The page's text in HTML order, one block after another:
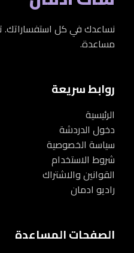
نساعدك في كل استفساراتك.
مساعدة.
روابط سريعة
الرئيسية
دخول الدردشة
سياسة الخصوصية
شروط الاستخدام
القوانين والاشتراك
راديو ادمان
الصفحات المساعدة